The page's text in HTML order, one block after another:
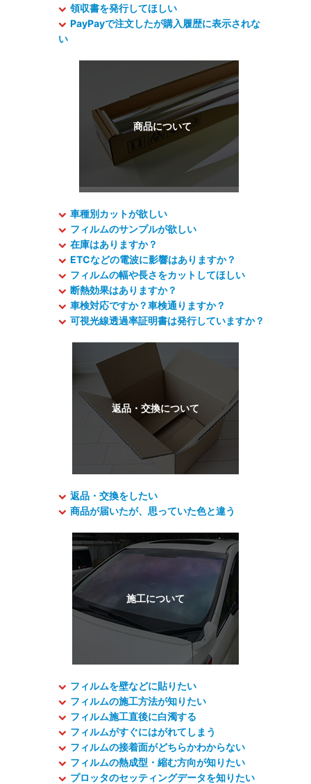
領収書を発行してほしい
PayPayで注文したが購入履歴に表示されな
い
車種別カットが欲しい
フィルムのサンプルが欲しい
在庫はありますか？
ETCなどの電波に影響はありますか？
フィルムの幅や長さをカットしてほしい
断熱効果はありますか？
車検対応ですか？車検通りますか？
可視光線透過率証明書は発行していますか？
返品・交換をしたい
商品が届いたが、思っていた色と違う
フィルムを壁などに貼りたい
フィルムの施工方法が知りたい
フィルム施工直後に白濁する
フィルムがすぐにはがれてしまう
フィルムの接着面がどちらかわからない
フィルムの熱成型・縮む方向が知りたい
プロッタのセッティングデータを知りたい